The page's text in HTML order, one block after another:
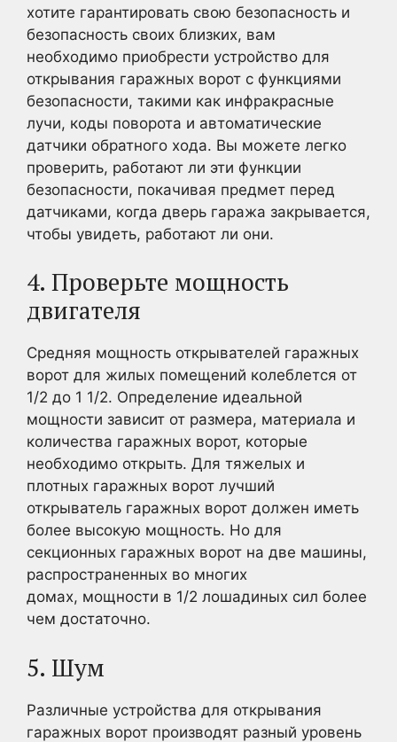
хотите гарантировать свою безопасность и
безопасность своих близких, вам
необходимо приобрести устройство для
открывания гаражных ворот с функциями
безопасности, такими как инфракрасные
лучи, коды поворота и автоматические
датчики обратного хода. Вы можете легко
проверить, работают ли эти функции
безопасности, покачивая предмет перед
датчиками, когда дверь гаража закрывается,
чтобы увидеть, работают ли они.
4. Проверьте мощность
двигателя
Средняя мощность открывателей гаражных
ворот для жилых помещений колеблется от
1/2 до 1 1/2. Определение идеальной
мощности зависит от размера, материала и
количества гаражных ворот, которые
необходимо открыть. Для тяжелых и
плотных гаражных ворот лучший
открыватель гаражных ворот должен иметь
более высокую мощность. Но для
секционных гаражных ворот на две машины,
распространенных во многих
домах, мощности в 1/2 лошадиных сил более
чем достаточно.
5. Шум
Различные устройства для открывания
гаражных ворот производят разный уровень